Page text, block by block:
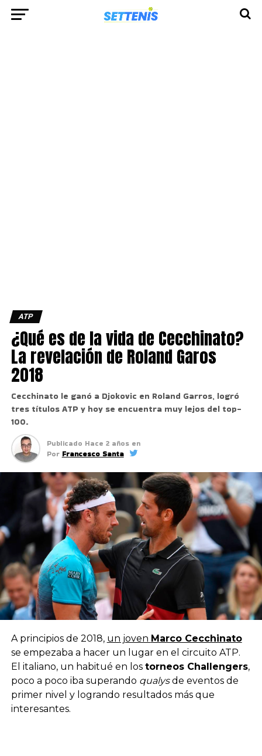
ATP
¿Qué es de la vida de Cecchinato?
La revelación de Roland Garos
2018
Cecchinato le ganó a Djokovic en Roland Garros, logró
tres títulos ATP y hoy se encuentra muy lejos del top-
100.
Publicado Hace 2 años en
Por Francesco Santa
A principios de 2018, un joven Marco Cecchinato
se empezaba a hacer un lugar en el circuito ATP.
El italiano, un habitué en los torneos Challengers,
poco a poco iba superando qualysde eventos de
primer nivel y logrando resultados más que
interesantes.